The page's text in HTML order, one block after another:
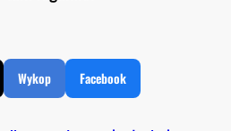
Wykop Facebook